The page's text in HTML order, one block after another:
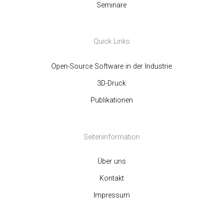
Seminare
Quick Links
Open-Source Software in der Industrie
3D-Druck
Publikationen
Seiteninformation
Über uns
Kontakt
Impressum